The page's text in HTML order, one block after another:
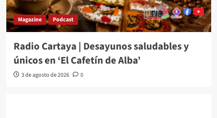
Magazine Podcast
Radio Cartaya | Desayunos saludables y
únicos en ‘El Cafetín de Alba’
3 de agosto de 2026 0